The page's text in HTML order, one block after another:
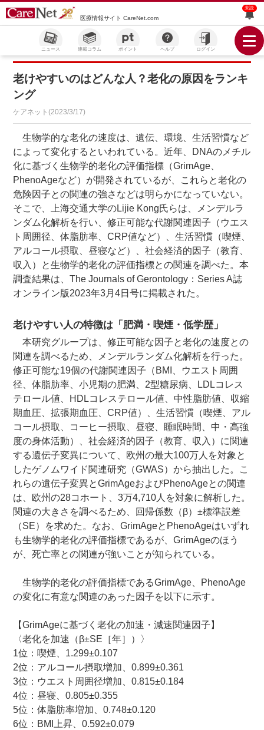
医療情報サイト CareNet.com
未読
ニュース 連載コラム ポイント ヘルプ ログイン
老けやすいのはどんな人？老化の原因をランキ
ング
ケアネット(2023/3/17)
生物学的な老化の速度は、遺伝、環境、生活習慣など
によって変化するといわれている。近年、DNAのメチル
化に基づく生物学的老化の評価指標（GrimAge、
PhenoAgeなど）が開発されているが、これらと老化の
危険因子との関連の強さなどは明らかになっていない。
そこで、上海交通大学のLijie Kong氏らは、メンデルラ
ンダム化解析を行い、修正可能な代謝関連因子（ウエス
ト周囲径、体脂肪率、CRP値など）、生活習慣（喫煙、
アルコール摂取、昼寝など）、社会経済的因子（教育、
収入）と生物学的老化の評価指標との関連を調べた。本
調査結果は、The Journals of Gerontology：Series A誌
オンライン版2023年3月4日号に掲載された。
老けやすい人の特徴は「肥満・喫煙・低学歴」
本研究グループは、修正可能な因子と老化の速度との
関連を調べるため、メンデルランダム化解析を行った。
修正可能な19個の代謝関連因子（BMI、ウエスト周囲
径、体脂肪率、小児期の肥満、2型糖尿病、LDLコレス
テロール値、HDLコレステロール値、中性脂肪値、収縮
期血圧、拡張期血圧、CRP値）、生活習慣（喫煙、アル
コール摂取、コーヒー摂取、昼寝、睡眠時間、中・高強
度の身体活動）、社会経済的因子（教育、収入）に関連
する遺伝子変異について、欧州の最大100万人を対象と
したゲノムワイド関連研究（GWAS）から抽出した。こ
れらの遺伝子変異とGrimAgeおよびPhenoAgeとの関連
は、欧州の28コホート、3万4,710人を対象に解析した。
関連の大きさを調べるため、回帰係数（β）±標準誤差
（SE）を求めた。なお、GrimAgeとPhenoAgeはいずれ
も生物学的老化の評価指標であるが、GrimAgeのほう
が、死亡率との関連が強いことが知られている。
生物学的老化の評価指標であるGrimAge、PhenoAge
の変化に有意な関連のあった因子を以下に示す。
【GrimAgeに基づく老化の加速・減速関連因子】
〈老化を加速（β±SE［年］）〉
1位：喫煙、1.299±0.107
2位：アルコール摂取増加、0.899±0.361
3位：ウエスト周囲径増加、0.815±0.184
4位：昼寝、0.805±0.355
5位：体脂肪率増加、0.748±0.120
6位：BMI上昇、0.592±0.079